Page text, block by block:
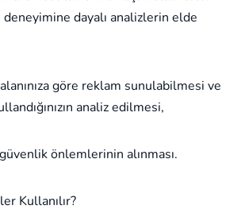
deneyimine dayalı analizlerin elde
göre reklam sunulabilmesi ve
analiz edilmesi,
önlemlerinin alınması.
Kullanılır?